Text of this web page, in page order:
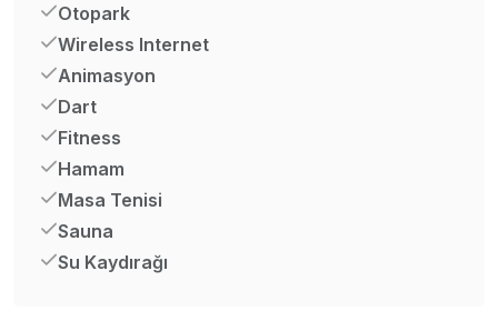
Otopark
Wireless Internet
Animasyon
Dart
Fitness
Hamam
Masa Tenisi
Sauna
Su Kaydırağı